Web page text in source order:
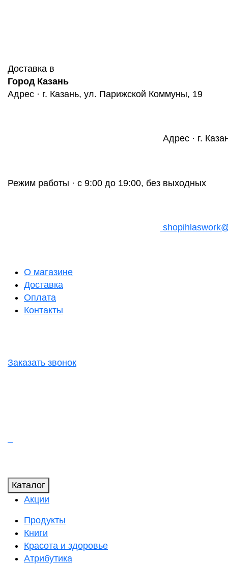
Доставка в
Город Казань
Адрес · г. Казань, ул. Парижской Коммуны, 19
Адрес · г.
Режим работы · с 9:00 до 19:00, без выходных
О магазине
Доставка
Оплата
Контакты
Заказать звонок
Каталог
Акции
Продукты
Книги
Красота и здоровье
Атрибутика